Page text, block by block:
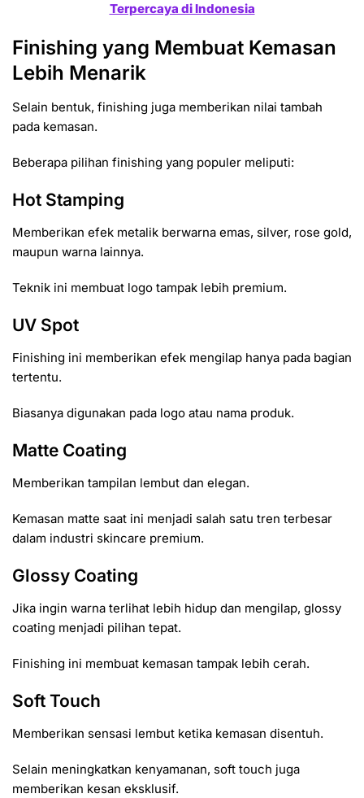
Terpercaya di Indonesia
Finishing yang Membuat Kemasan
Lebih Menarik
Selain bentuk, finishing juga memberikan nilai tambah
pada kemasan.
Beberapa pilihan finishing yang populer meliputi:
Hot Stamping
Memberikan efek metalik berwarna emas, silver, rose gold,
maupun warna lainnya.
Teknik ini membuat logo tampak lebih premium.
UV Spot
Finishing ini memberikan efek mengilap hanya pada bagian
tertentu.
Biasanya digunakan pada logo atau nama produk.
Matte Coating
Memberikan tampilan lembut dan elegan.
Kemasan matte saat ini menjadi salah satu tren terbesar
dalam industri skincare premium.
Glossy Coating
Jika ingin warna terlihat lebih hidup dan mengilap, glossy
coating menjadi pilihan tepat.
Finishing ini membuat kemasan tampak lebih cerah.
Soft Touch
Memberikan sensasi lembut ketika kemasan disentuh.
Selain meningkatkan kenyamanan, soft touch juga
memberikan kesan eksklusif.